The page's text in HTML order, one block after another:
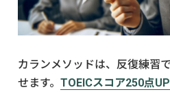
カランメソッドは、反復練習
せます。 TOEICスコア250点